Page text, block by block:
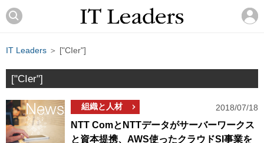
IT Leaders ＞ ["CIer"]
["CIer"]
組織と人材 2018/07/18
NTT ComとNTTデータがサーバーワークス
と資本提携、AWS使ったクラウドSI事業を